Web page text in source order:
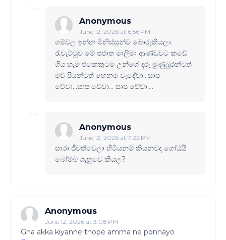
Anonymous
June 12, 2026 at 6:56 PM
ගම්වල ඉන්න මිනිස්සුන්ව බොරුකියලා
රැවැට්ටුව මේ පජාත මාලිමා ආණ්ඩවට කඩේ
ගිය හැම එකෙකුටම උන්ගේ දරු මුණුබුරන්ටත්
මව් පියන්ටත් හෙනම වැදේවා...සාප
වේවා...සාප‌ වේවා... සාප වේවා....
Anonymous
June 12, 2026 at 7:22 PM
සාරා ජීවත්වෙලා හිටියනම් කියනවද ගෝඨයි
බෝම්බ ගැහුවෙ කියල?
Anonymous
June 12, 2026 at 3:08 PM
Gna akka kiyanne thope amma ne ponnayo